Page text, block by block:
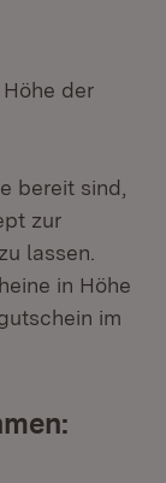
der
bereit sind,
zur
lassen.
in Höhe
im